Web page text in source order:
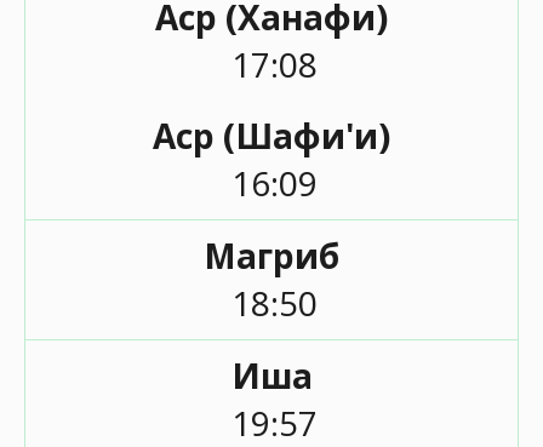
Аср (Ханафи)
17:08
Аср (Шафи'и)
16:09
Магриб
18:50
Иша
19:57